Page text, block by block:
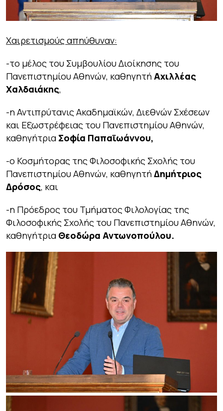
Χαιρετισμούς απηύθυναν:
-το μέλος του Συμβουλίου Διοίκησης του
Πανεπιστημίου Αθηνών, καθηγητήΑχιλλέας
Χαλδαιάκης,
-η Αντιπρύτανις Ακαδημαϊκών, Διεθνών Σχέσεων
και Εξωστρέφειας του Πανεπιστημίου Αθηνών,
καθηγήτρια Σοφία Παπαϊωάννου,
-ο Κοσμήτορας της Φιλοσοφικής Σχολής του
Πανεπιστημίου Αθηνών, καθηγητήΔημήτριος
Δρόσος, και
-η Πρόεδρος του Τμήματος Φιλολογίας της
Φιλοσοφικής Σχολής του Πανεπιστημίου Αθηνών,
καθηγήτρια Θεοδώρα Αντωνοπούλου.